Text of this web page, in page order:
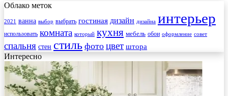
Облако меток
2021 ванна выбор выбрать гостиная дизайн дизайна интерьер
использовать комната который кухня мебель обои оформление совет
спальня стен стиль фото цвет штора
Интересно